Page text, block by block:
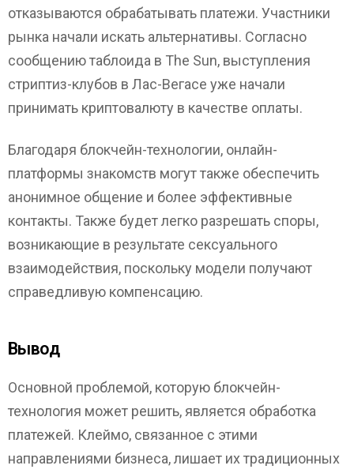
отказываются обрабатывать платежи. Участники
рынка начали искать альтернативы. Согласно
сообщению таблоида в The Sun, выступления
стриптиз-клубов в Лас-Вегасе уже начали
принимать криптовалюту в качестве оплаты.
Благодаря блокчейн-технологии, онлайн-
платформы знакомств могут также обеспечить
анонимное общение и более эффективные
контакты. Также будет легко разрешать споры,
возникающие в результате сексуального
взаимодействия, поскольку модели получают
справедливую компенсацию.
Вывод
Основной проблемой, которую блокчейн-
технология может решить, является обработка
платежей. Клеймо, связанное с этими
направлениями бизнеса, лишает их традиционных